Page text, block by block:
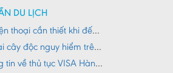
DU LỊCH
Số điện thoại cần thiết khi đến Đà Nẵng
10 loài cây độc nguy hiểm trên đường du lịch
Thông tin về thủ tục VISA Hàn Quốc